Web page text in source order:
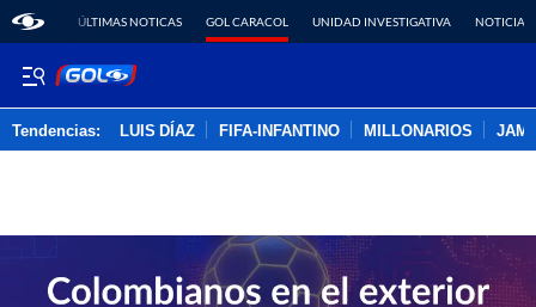
ÚLTIMAS NOTICAS GOL CARACOL UNIDAD INVESTIGATIVA NOTICIAS
Tendencias: LUIS DÍAZ FIFA-INFANTINO MILLONARIOS